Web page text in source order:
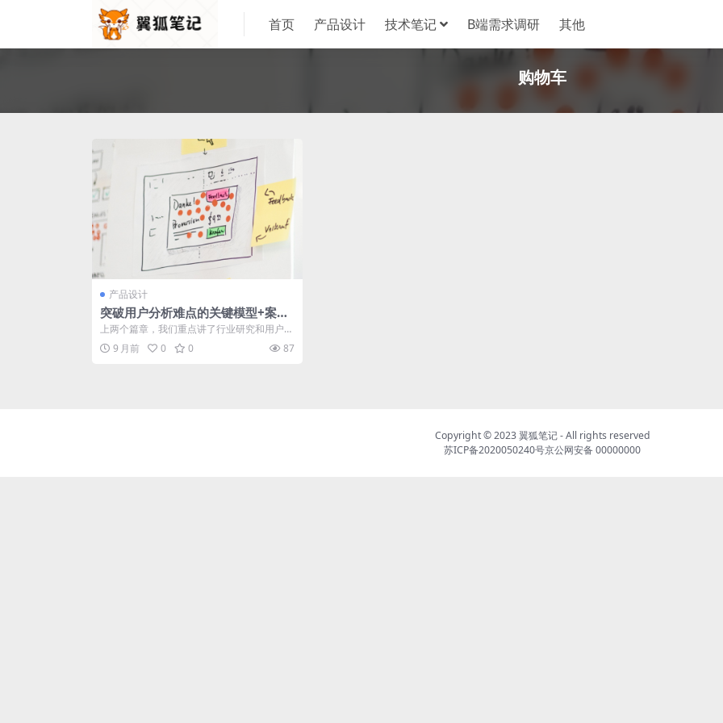
首页 产品设计 技术笔记 B端需求调研 其他
购物车
产品设计
突破用户分析难点的关键模型+案例
解析
上两个篇章，我们重点讲了行业研究和用户研
究，来帮助我们理解产品和用户，这个篇章
我...9 月前 0 0 87
Copyright © 2023翼狐笔记- All rights reserved
苏ICP备2020050240号京公网安备 00000000